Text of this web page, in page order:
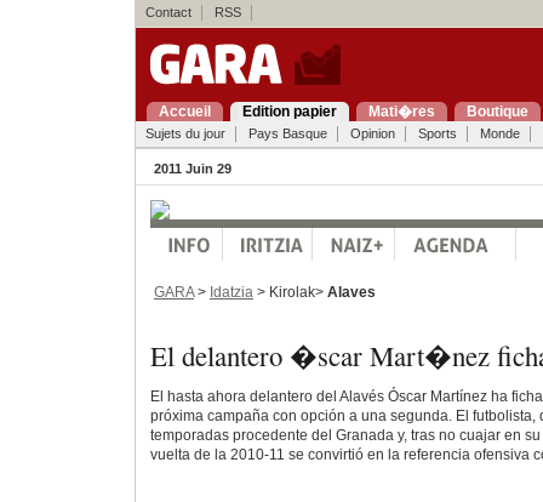
Contact RSS
Accueil Edition papier Mati�res Boutique
Sujets du jour Pays Basque Opinion Sports Monde
2011 Juin 29
GARA> Idatzia > Kirolak> Alaves
El delantero �scar Mart�nez
El hasta ahora delantero del Alavés Óscar Martínez ha
próxima campaña con opción a una segunda. El futbolista,
temporadas procedente del Granada y, tras no cuajar en
vuelta de la 2010-11 se convirtió en la referencia ofensiva